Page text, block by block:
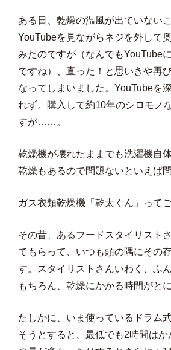
ある日、乾燥の温風が出ていない
YouTubeを見ながらネジを外して
みたのですが（なんでもYouTube
ですね）、直った！と思いきや再
なってしまいました。YouTubeを
れず。購入して約10年のシロモノ
すが……。
乾燥機が壊れたままでも洗濯機自
乾燥もあるので問題ないといえば
ガス衣類乾燥機「乾太くん」って
その昔、あるフードスタイリスト
てもらって、いつも頭の隅にその
す。スタイリストさんいわく、ふ
もちろん、乾燥にかかる時間がと
たしかに、いま使っているドラム
そうとすると、最低でも2時間は